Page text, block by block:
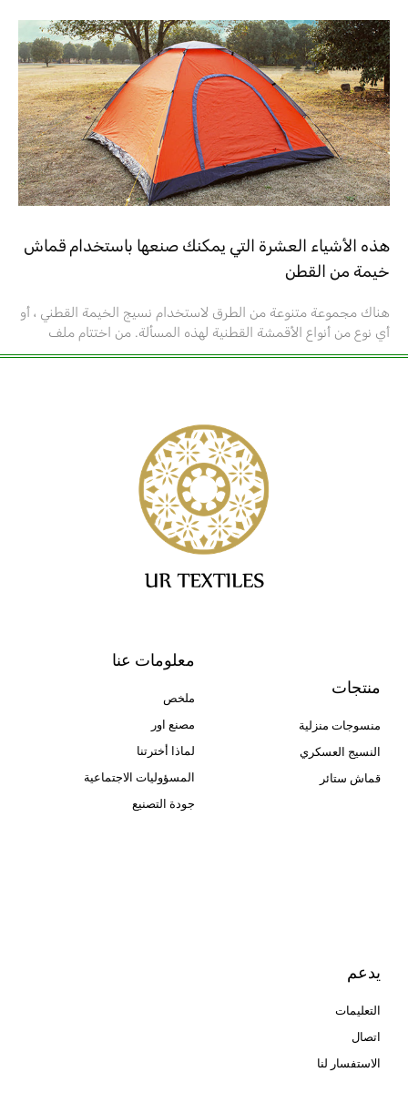
هذه الأشياء العشرة التي يمكنك صنعها باستخدام قماش
خيمة من القطن
هناك مجموعة متنوعة من الطرق لاستخدام نسيج الخيمة القطني ، أو
أي نوع من أنواع الأقمشة القطنية لهذه المسألة. من اختتام ملف
منتجات
منسوجات منزلية
النسيج العسكري
قماش ستائر
معلومات عنا
ملخص
مصنع اور
لماذا أخترتنا
المسؤوليات الاجتماعية
جودة التصنيع
يدعم
التعليمات
اتصال
الاستفسار لنا